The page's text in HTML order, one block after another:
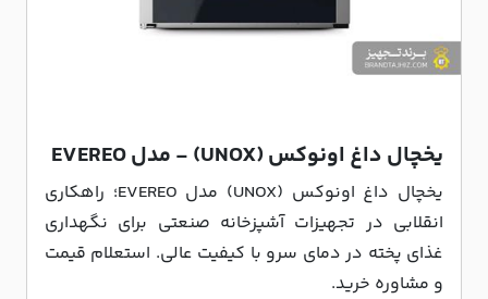
یخچال داغ اونوکس (UNOX) - مدل EVEREO
یخچال داغ اونوکس (UNOX) مدل EVEREO؛ راهکاری
انقلابی در تجهیزات آشپزخانه صنعتی برای نگهداری
غذای پخته در دمای سرو با کیفیت عالی. استعلام قیمت
و مشاوره خرید.